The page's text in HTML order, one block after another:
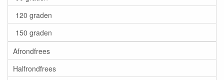
120 graden
150 graden
Afrondfrees
Halfrondfrees